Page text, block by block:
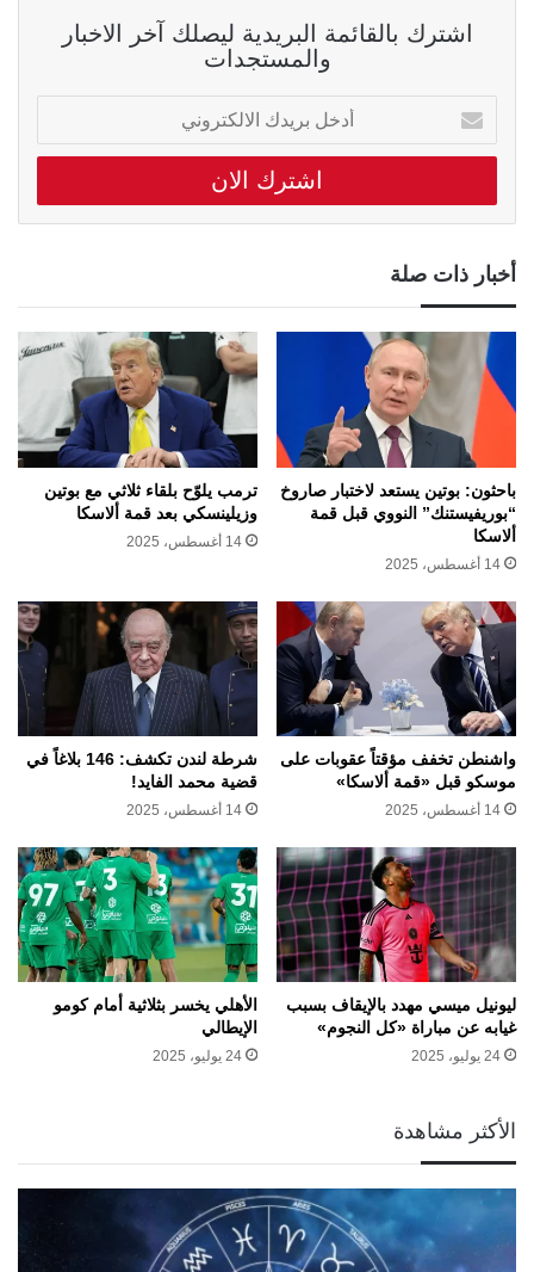
اشترك بالقائمة البريدية ليصلك آخر الاخبار
والمستجدات
أدخل
بريدك
الالكتروني
أخبار ذات صلة
باحثون: بوتين يستعد لاختبار صاروخ
“بوريفيستنك” النووي قبل قمة
ألاسكا
14 أغسطس، 2025
ترمب يلوّح بلقاء ثلاثي مع بوتين
وزيلينسكي بعد قمة ألاسكا
14 أغسطس، 2025
واشنطن تخفف مؤقتاً عقوبات على
موسكو قبل «قمة ألاسكا»
14 أغسطس، 2025
شرطة لندن تكشف: 146 بلاغاً في
قضية محمد الفايد!
14 أغسطس، 2025
ليونيل ميسي مهدد بالإيقاف بسبب
غيابه عن مباراة «كل النجوم»
24 يوليو، 2025
الأهلي يخسر بثلاثية أمام كومو
الإيطالي
24 يوليو، 2025
الأكثر مشاهدة